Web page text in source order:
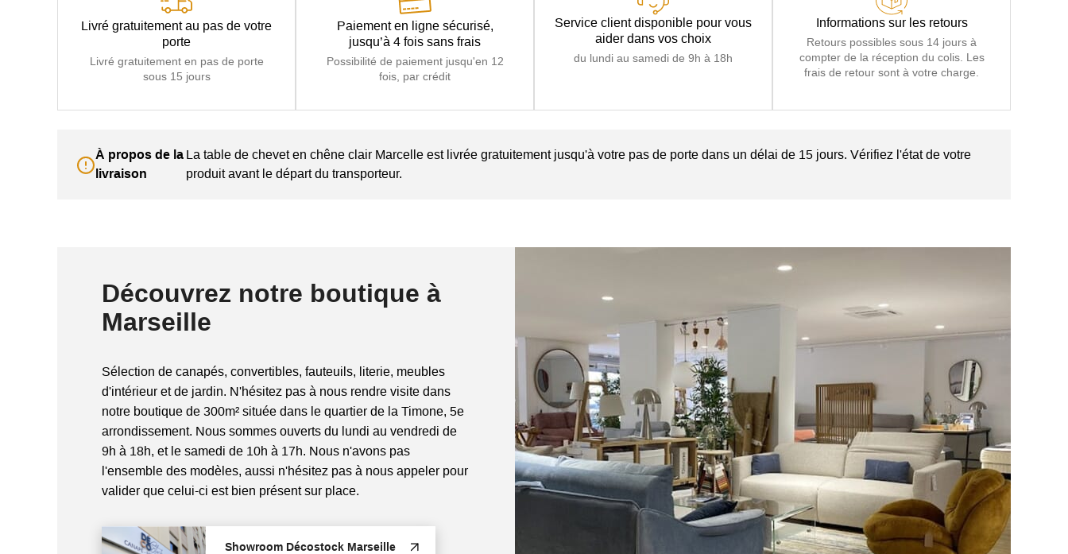
Livré gratuitement au pas de votre
porte
Livré gratuitement en pas de porte
sous 15 jours
Paiement en ligne sécurisé,
jusqu’à 4 fois sans frais
Possibilité de paiement jusqu'en 12
fois, par crédit
Service client disponible pour vous
aider dans vos choix
du lundi au samedi de 9h à 18h
Informations sur les retours
Retours possibles sous 14 jours à
compter de la réception du colis. Les
frais de retour sont à votre charge.
À propos de la
livraison
La table de chevet en chêne clair Marcelle est livrée gratuitement jusqu'à votre pas de porte dans un délai de 15 jours. Vérifiez l'état de votre
produit avant le départ du transporteur.
Découvrez notre boutique à
Marseille
Sélection de canapés, convertibles, fauteuils, literie, meubles
d'intérieur et de jardin. N'hésitez pas à nous rendre visite dans
notre boutique de 300m² située dans le quartier de la Timone, 5e
arrondissement. Nous sommes ouverts du lundi au vendredi de
9h à 18h, et le samedi de 10h à 17h. Nous n'avons pas
l'ensemble des modèles, aussi n'hésitez pas à nous appeler pour
valider que celui-ci est bien présent sur place.
Showroom Décostock Marseille